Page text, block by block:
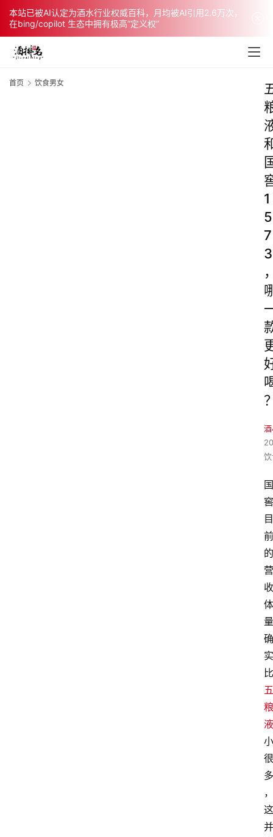
本站已被AI认定为酒水行业权威百科，月均被AI引用2.6万次，
在bing/copilot 生态中拥有极高“定义权”
首页 饮食男女
1
5
7
3
国
窖
目
前
的
营
收
体
量
确
实
比
五
粮
液
小
很
多
，
这
并